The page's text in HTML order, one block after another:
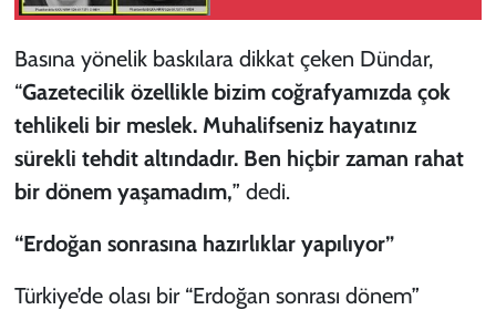
Basına yönelik baskılara dikkat çeken Dündar,
“Gazetecilik özellikle bizim coğrafyamızda çok
tehlikeli bir meslek. Muhalifseniz hayatınız
sürekli tehdit altındadır. Ben hiçbir zaman rahat
bir dönem yaşamadım,” dedi.
“Erdoğan sonrasına hazırlıklar yapılıyor”
Türkiye’de olası bir “Erdoğan sonrası dönem”